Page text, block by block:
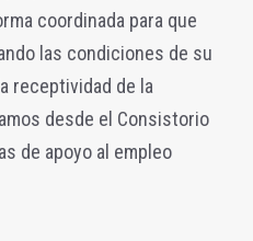
coordinada para que
las condiciones de su
receptividad de la
desde el Consistorio
de apoyo al empleo